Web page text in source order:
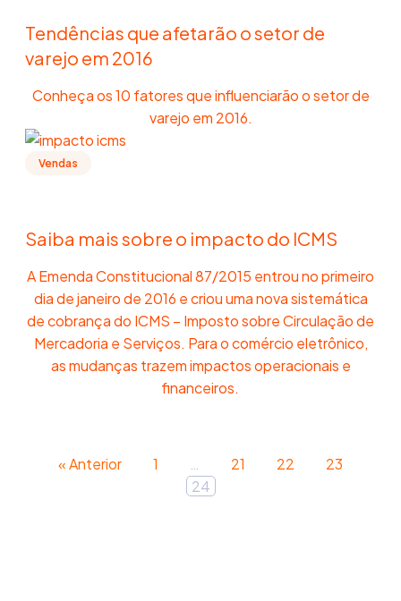
Tendências que afetarão o setor de
varejo em 2016
Conheça os 10 fatores que influenciarão o setor de
varejo em 2016.
Vendas
Saiba mais sobre o impacto do ICMS
A Emenda Constitucional 87/2015 entrou no primeiro
dia de janeiro de 2016 e criou uma nova sistemática
de cobrança do ICMS – Imposto sobre Circulação de
Mercadoria e Serviços. Para o comércio eletrônico,
as mudanças trazem impactos operacionais e
financeiros.
« Anterior 1 21 22
23
24